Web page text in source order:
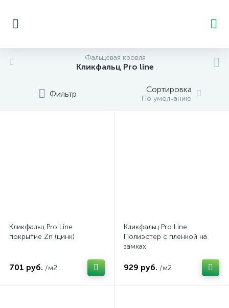
Фальцевая кровля
Кликфальц Pro line
Фильтр Сортировка
По умолчанию
Кликфальц Pro Line
покрытие Zn (цинк)
701 руб. /м2
Кликфальц Pro Line
Полиэстер с пленкой на
замках
929 руб. /м2